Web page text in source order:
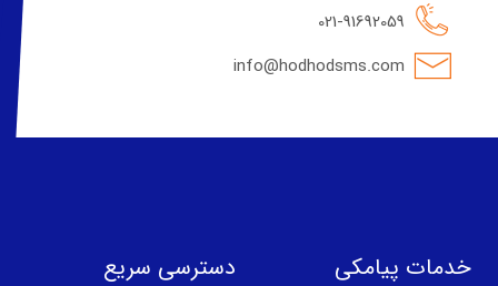
021-91692059
info@hodhodsms.com
خدمات پیامکی دسترسی سریع